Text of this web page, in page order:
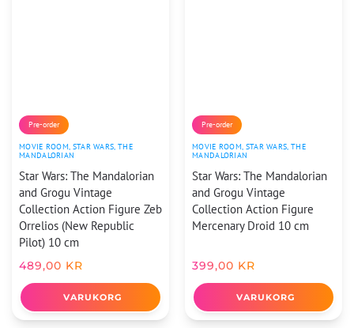
Pre-order
MOVIE ROOM STAR WARS THE
MANDALORIAN
Star Wars: The Mandalorian
and Grogu Vintage
Collection Action Figure Zeb
Orrelios (New Republic
Pilot) 10 cm
489,00 KR
VARUKORG
Pre-order
MOVIE ROOM STAR WARS THE
MANDALORIAN
Star Wars: The Mandalorian
and Grogu Vintage
Collection Action Figure
Mercenary Droid 10 cm
399,00 KR
VARUKORG